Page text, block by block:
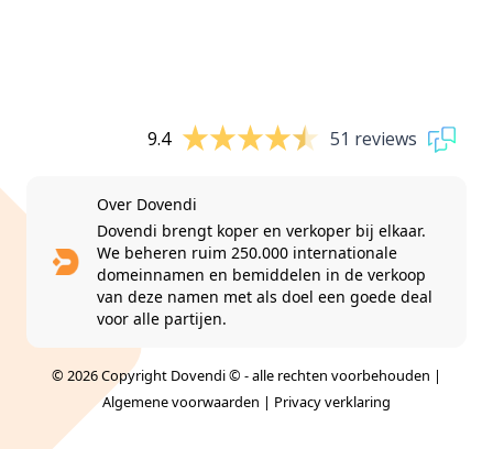
9.4 51 reviews
Over Dovendi
Dovendi brengt koper en verkoper bij elkaar.
We beheren ruim 250.000 internationale
domeinnamen en bemiddelen in de verkoop
van deze namen met als doel een goede deal
voor alle partijen.
© 2026 Copyright Dovendi © - alle rechten voorbehouden |
Algemene voorwaarden | Privacy verklaring